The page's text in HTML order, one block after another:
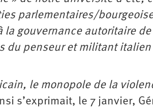
parlementaires/
gouvernance autoritaire
du penseur et militant italien
le monopole de la
s’exprimait, le 7 janvier,